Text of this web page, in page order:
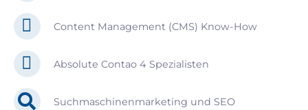
Content Management (CMS) Know-How
Absolute Contao 4 Spezialisten
Suchmaschinenmarketing und SEO